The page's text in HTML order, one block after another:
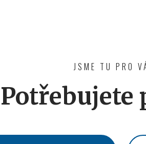
JSME TU PRO
Potřebujete